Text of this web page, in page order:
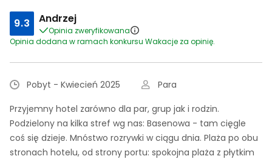
9.3 Andrzej
Opinia zweryfikowana
Opinia dodana w ramach konkursu Wakacje za opinię.
Pobyt - Kwiecień 2025
Para
Przyjemny hotel zarówno dla par, grup jak i rodzin.
Podzielony na kilka stref wg nas: Basenowa - tam cięgle
coś się dzieje. Mnóstwo rozrywki w ciągu dnia. Plaża po obu
stronach hotelu, od strony portu: spokojna plaża z płytkim